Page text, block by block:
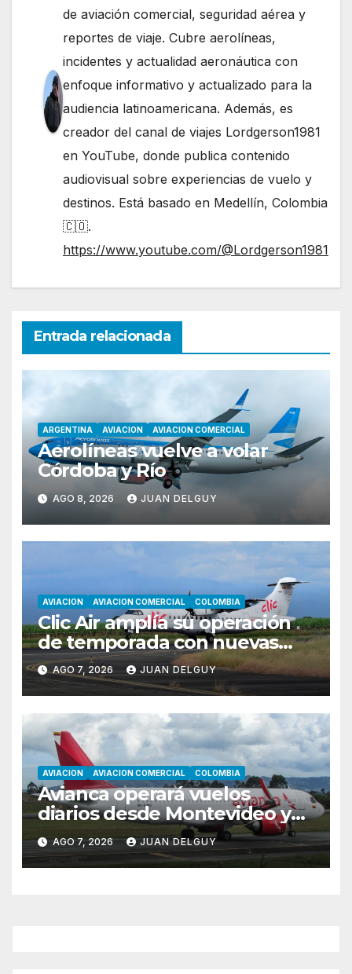
de aviación comercial, seguridad aérea y
reportes de viaje. Cubre aerolíneas,
incidentes y actualidad aeronáutica con
enfoque informativo y actualizado para la
audiencia latinoamericana. Además, es
creador del canal de viajes Lordgerson1981
en YouTube, donde publica contenido
audiovisual sobre experiencias de vuelo y
destinos. Está basado en Medellín, Colombia
🇨🇴.
https://www.youtube.com/@Lordgerson1981
Entrada relacionada
ARGENTINA AVIACION AVIACION COMERCIAL
Aerolíneas vuelve a volar
Córdoba y Río
AGO 8, 2026 JUAN DELGUY
AVIACION AVIACION COMERCIAL COLOMBIA
Clic Air amplía su operación
de temporada con nuevas
rutas hacia Cartagena y Tolú
AGO 7, 2026 JUAN DELGUY
AVIACION AVIACION COMERCIAL COLOMBIA
Avianca operará vuelos
diarios desde Montevideo y
Asunción hacia Bogotá
AGO 7, 2026 JUAN DELGUY